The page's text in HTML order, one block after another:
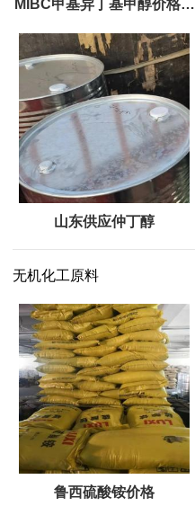
MIBC甲基异丁基甲醇价格优
势
山东供应仲丁醇
无机化工原料
鲁西硫酸铵价格